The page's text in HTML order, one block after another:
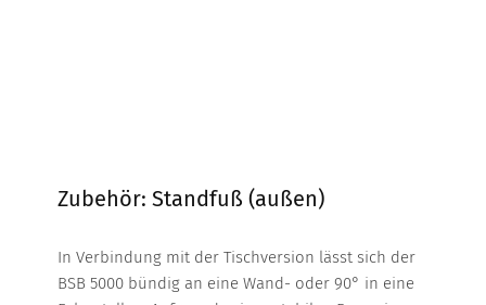
Zubehör: Standfuß (außen)
In Verbindung mit der Tischversion lässt sich der
BSB 5000 bündig an eine Wand- oder 90° in eine